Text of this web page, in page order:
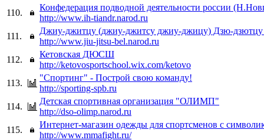
110.
Конфедерация подводной деятельности россии
http://www.ih-tiandr.narod.ru
111.
Джиу-джитцу (джиу-джитсу джиу-джицу) Дзю-
http://www.jiu-jitsu-bel.narod.ru
112.
Кетовская ДЮСШ
http://ketovosportschool.wix.com/ketovo
113.
"Спортинг" - Построй свою команду!
http://sporting-spb.ru
114.
Детская спортивная организация "ОЛИМП"
http://dso-olimp.narod.ru
115.
Интернет-магазин одежды для спортсменов с
http://www.mmafight.ru/